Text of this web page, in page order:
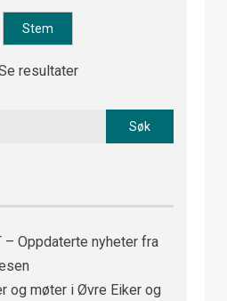
resultater
– Oppdaterte nyheter fra
og møter i Øvre Eiker og